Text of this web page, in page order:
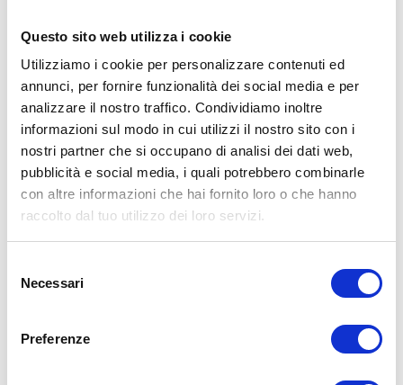
Questo sito web utilizza i cookie
Utilizziamo i cookie per personalizzare contenuti ed
annunci, per fornire funzionalità dei social media e per
analizzare il nostro traffico. Condividiamo inoltre
informazioni sul modo in cui utilizzi il nostro sito con i
nostri partner che si occupano di analisi dei dati web,
pubblicità e social media, i quali potrebbero combinarle
con altre informazioni che hai fornito loro o che hanno
raccolto dal tuo utilizzo dei loro servizi.
delNecessari
Preferenze
BG4
PONTE RIZZOLI (OZZANO)
bg4team@bolognagomme.com